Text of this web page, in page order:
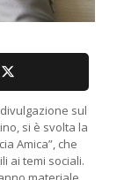
sul
si è svolta la
Amica”, che
ai temi sociali.